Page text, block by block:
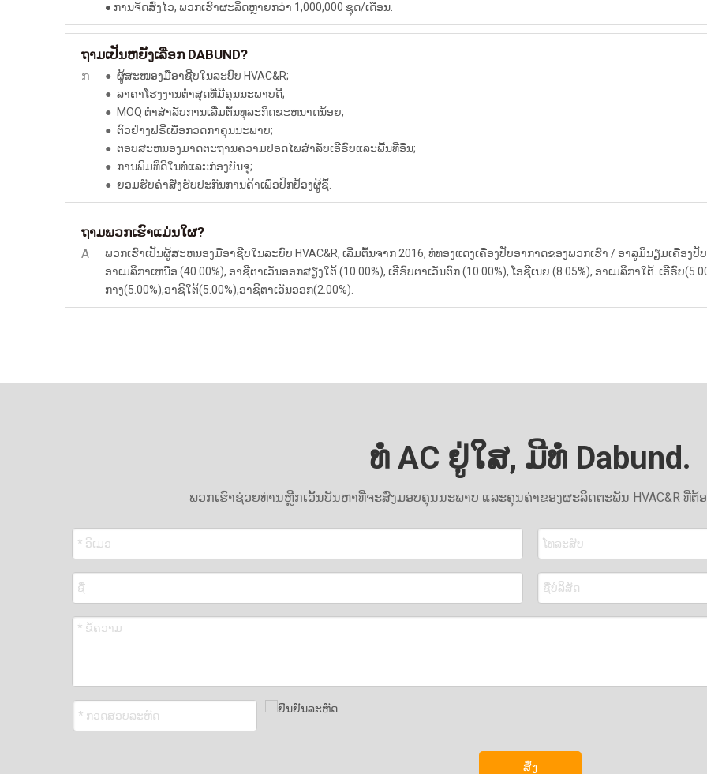
● ການຈັດສົ່ງໄວ, ພວກເຮົາຜະລິດຫຼາຍກວ່າ 1,000,000 ຊຸດ/ເດືອນ.
ຖາມເປັນຫຍັງເລືອກ DABUND?
ກ ● ຜູ້ສະໜອງມືອາຊີບໃນລະບົບ HVAC&R;
● ລາຄາໂຮງງານຕ່ໍາສຸດທີ່ມີຄຸນນະພາບດີ;
● MOQ ຕ່ໍາສໍາລັບການເລີ່ມຕົ້ນທຸລະກິດຂະຫນາດນ້ອຍ;
● ຕົວຢ່າງຟຣີເພື່ອກວດກາຄຸນນະພາບ;
● ຕອບສະຫນອງມາດຕະຖານຄວາມປອດໄພສໍາລັບເອີຣົບແລະພື້ນທີ່ອື່ນ;
● ການພິມທີ່ດີໃນທໍ່ແລະກ່ອງບັນຈຸ;
● ຍອມຮັບຄໍາສັ່ງຮັບປະກັນການຄ້າເພື່ອປົກປ້ອງຜູ້ຊື້.
ຖາມພວກເຮົາແມ່ນໃຜ?
A
ພວກເຮົາເປັນຜູ້ສະຫນອງມືອາຊີບໃນລະບົບ HVAC&R, ເລີ່ມຕົ້ນຈາກ 2016, ທໍ່ທອງແດງເຄື່ອງປັບອາກາດຂອງພວກເຮົາ / ອາລູມິນຽມເຄື່
ອາເມລິກາເຫນືອ (40.00%), ອາຊີຕາເວັນອອກສຽງໃຕ້ (10.00%), ເອີຣົບຕາເວັນຕົກ (10.00%), ໂອຊີເນຍ (8.05%), ອາເມລິກາໃຕ້. ເອີຣົບ
ກາງ(5.00%),ອາຊີໃຕ້(5.00%),ອາຊີຕາເວັນອອກ(2.00%).
ທໍ່ AC ຢູ່ໃສ, ມີທໍ່ Dabund.
ພວກເຮົາຊ່ວຍທ່ານຫຼີກເວັ້ນບັນຫາທີ່ຈະສົ່ງມອບຄຸນນະພາບ ແລະຄຸນຄ່າຂອງຜະລິດຕະພັນ HVAC&R ທີ່ຕ້
ສົ່ງ